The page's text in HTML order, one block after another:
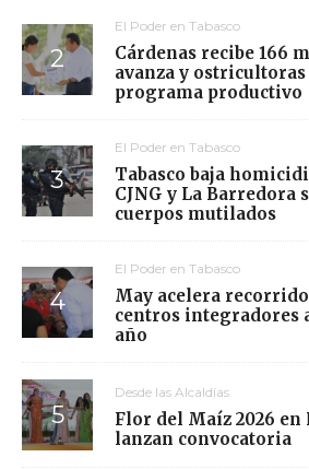
El Poder en Tabasco
Cárdenas recibe 166
avanza y
programa productivo
El Poder en Tabasco
Tabasco baja
CJNG y La Barredora
cuerpos mutilados
El Poder en Tabasco
May acelera
centros integradores
año
Desde las Alcaldías
Flor del Maíz 2026 en
lanzan convocatoria